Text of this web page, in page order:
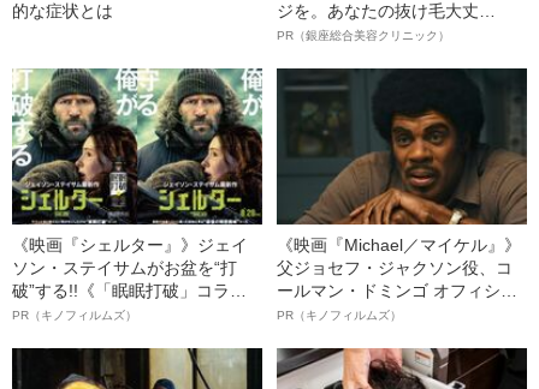
的な症状とは
ジを。あなたの抜け毛大丈
夫！？
PR（銀座総合美容クリニック）
《映画『シェルター』》ジェイ
ソン・ステイサムがお盆を“打
破”する!!《「眠眠打破」コラ
ボ》
PR（キノフィルムズ）
《映画『Michael／マイケル』》
父ジョセフ・ジャクソン役、コ
ールマン・ドミンゴ オフィシャ
ルインタビュー“観客を魅了した
語る”《日本興収70億円突破》
PR（キノフィルムズ）